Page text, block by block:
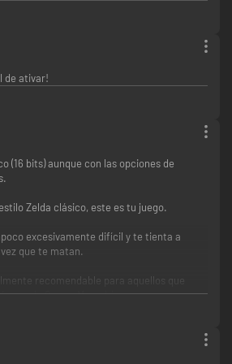
de ativar!
(16 bits) aunque con las opciones de
Zelda clásico, este es tu juego.
excesivamente difícil y te tienta a
que te matan.
recomendable para aquellos que
de Snes y Megadrive.